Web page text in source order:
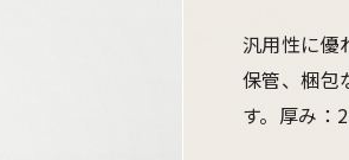
汎用性に優
保管、梱包
す。厚み：